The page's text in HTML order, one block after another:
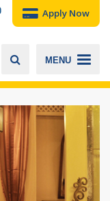
Apply Now
MENU